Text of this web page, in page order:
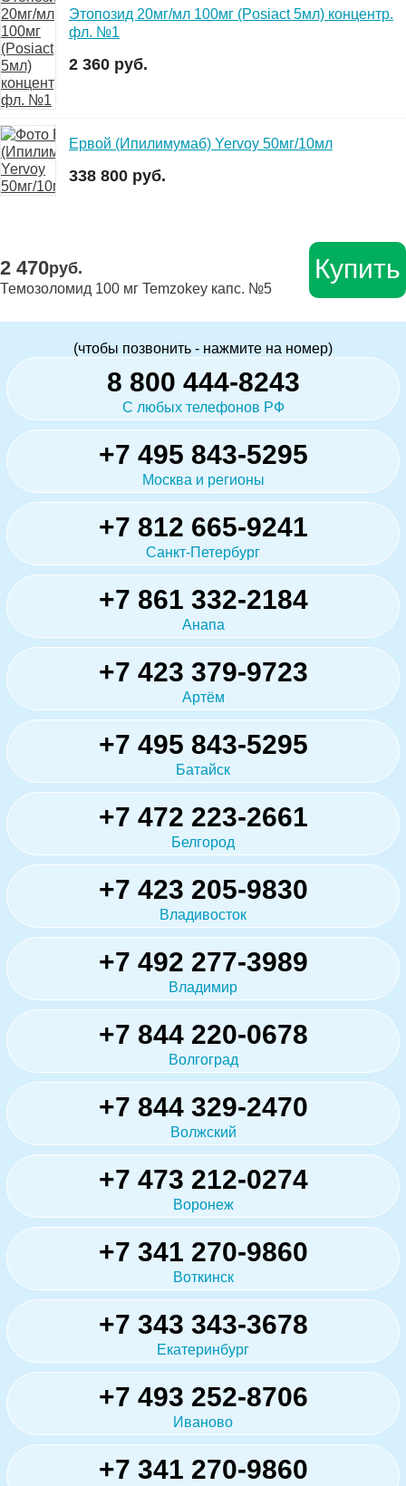
Этопозид 20мг/мл 100мг (Posiact 5мл) концентр.
фл. №1
2 360 руб.
Ервой (Ипилимумаб) Yervoy 50мг/10мл
338 800 руб.
2 470руб.
Темозоломид 100 мг Temzokey капс. №5
Купить
(чтобы позвонить - нажмите на номер)
8 800 444-8243
С любых телефонов РФ
+7 495 843-5295
Москва и регионы
+7 812 665-9241
Санкт-Петербург
+7 861 332-2184
Анапа
+7 423 379-9723
Артём
+7 495 843-5295
Батайск
+7 472 223-2661
Белгород
+7 423 205-9830
Владивосток
+7 492 277-3989
Владимир
+7 844 220-0678
Волгоград
+7 844 329-2470
Волжский
+7 473 212-0274
Воронеж
+7 341 270-9860
Воткинск
+7 343 343-3678
Екатеринбург
+7 493 252-8706
Иваново
+7 341 270-9860